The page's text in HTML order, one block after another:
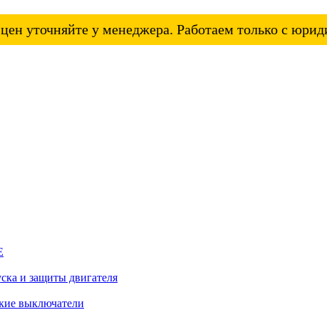
уточняйте у менеджера. Работаем только с
и защиты двигателя
выключатели